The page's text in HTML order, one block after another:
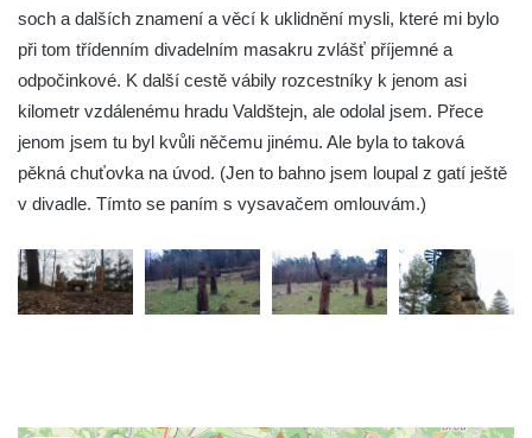
Vyhlídka u Lückendorfu III
Vyhlídka u Lückendorfu II
Vyhlídka u Lückendorfu I
Vyhlídka pod Kolištěm II
Vyhlídka pod Kolištěm
Vyhlídka u Köglerova kříže na Kamenné
Vyhlídka u Kyjovského hrádku
Vyhlídka v Dolní Chřibské
soch a dalších znamení a věcí k uklidnění mysli, které mi bylo
při tom třídenním divadelním masakru zvlášť příjemné a
odpočinkové. K další cestě vábily rozcestníky k jenom asi
kilometr vzdálenému hradu Valdštejn, ale odolal jsem. Přece
jenom jsem tu byl kvůli něčemu jinému. Ale byla to taková
pěkná chuťovka na úvod. (Jen to bahno jsem loupal z gatí ještě
v divadle. Tímto se paním s vysavačem omlouvám.)